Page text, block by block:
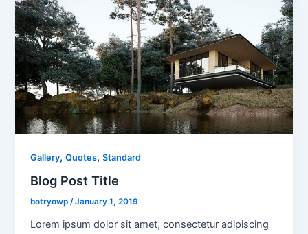
Gallery,Quotes,Standard
Blog Post Title
botryowp/January 1, 2019
Lorem ipsum dolor sit amet, consectetur adipiscing